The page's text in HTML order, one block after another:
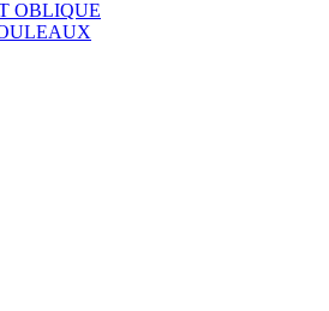
OBLIQUE